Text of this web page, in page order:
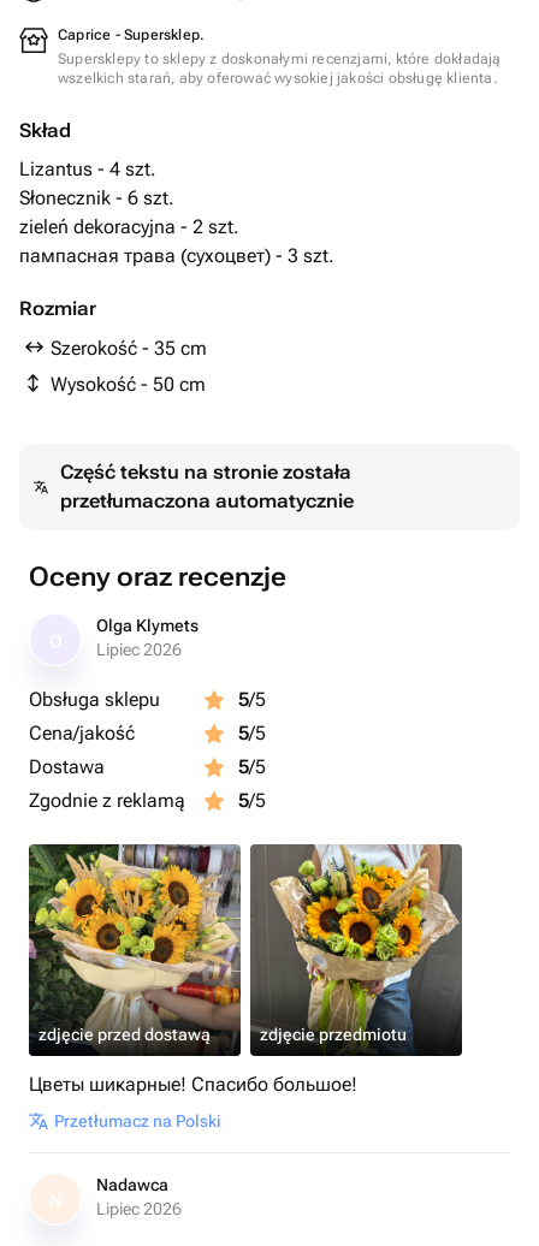
Caprice - Supersklep.
Supersklepy to sklepy z doskonałymi recenzjami, które dokładają
wszelkich starań, aby oferować wysokiej jakości obsługę klienta.
Skład
Lizantus - 4 szt.
Słonecznik - 6 szt.
zieleń dekoracyjna - 2 szt.
пампасная трава (сухоцвет) - 3 szt.
Rozmiar
Szerokość - 35 cm
Wysokość - 50 cm
Część tekstu na stronie została
przetłumaczona automatycznie
Oceny oraz recenzje
Olga Klymets
Lipiec 2026
Obsługa sklepu 5/5
Cena/jakość
5/5
Dostawa
5/5
Zgodnie z reklamą
5/5
zdjęcie przed dostawą zdjęcie przedmiotu
Цветы шикарные! Спасибо большое!
Przetłumacz na Polski
N
Nadawca
Lipiec 2026